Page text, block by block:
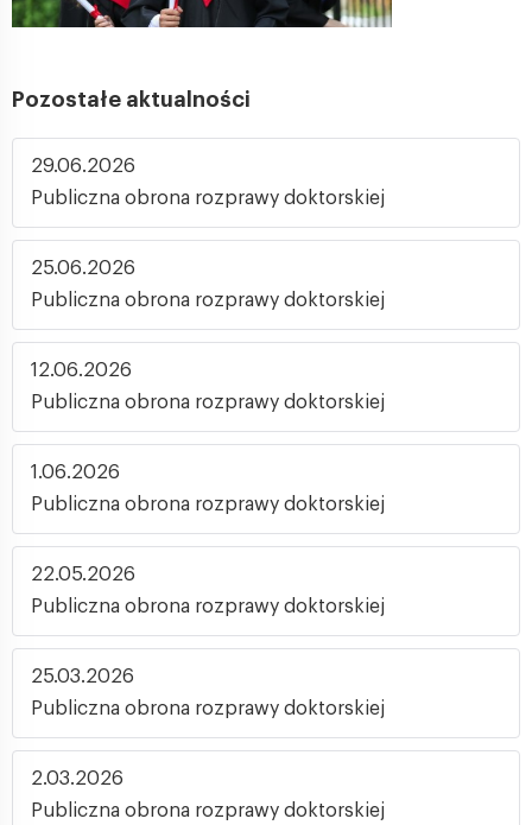
Pozostałe aktualności
29.06.2026
Publiczna obrona rozprawy doktorskiej
25.06.2026
Publiczna obrona rozprawy doktorskiej
12.06.2026
Publiczna obrona rozprawy doktorskiej
1.06.2026
Publiczna obrona rozprawy doktorskiej
22.05.2026
Publiczna obrona rozprawy doktorskiej
25.03.2026
Publiczna obrona rozprawy doktorskiej
2.03.2026
Publiczna obrona rozprawy doktorskiej